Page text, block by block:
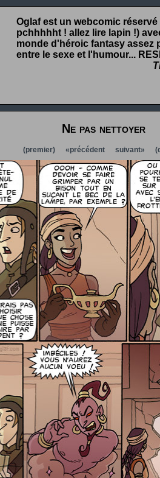
Oglaf est un webcomic
pchhhhht ! allez lire lapin !)
monde d'héroic fantasy assez
entre le sexe et l'humour...
Ne pas nettoyer
(premier) «précédent suivant»